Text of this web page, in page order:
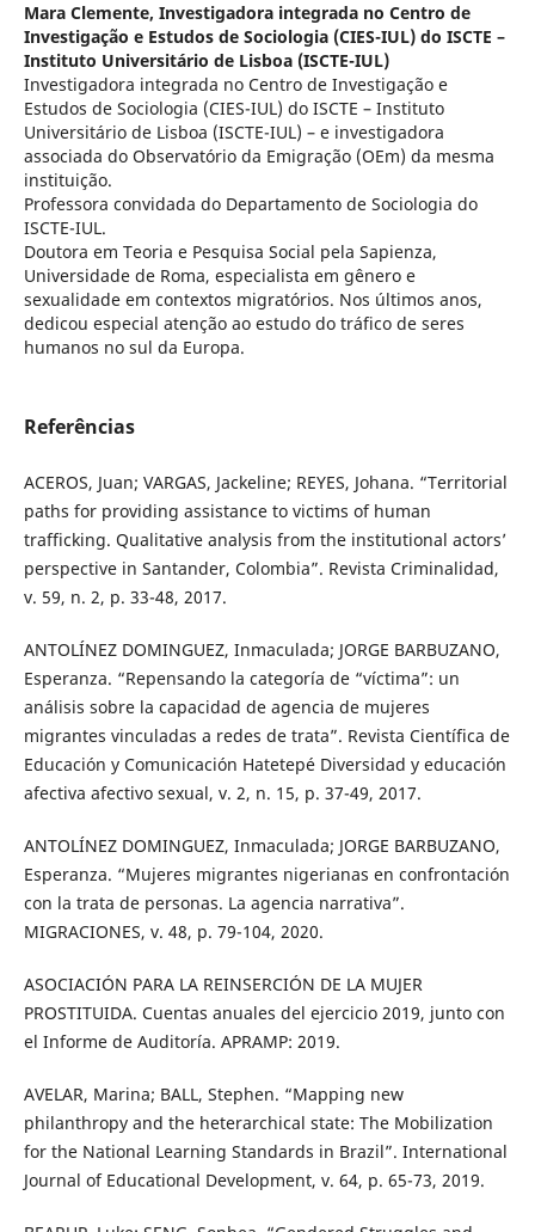
Mara Clemente, Investigadora integrada no Centro de
Investigação e Estudos de Sociologia (CIES-IUL) do ISCTE –
Instituto Universitário de Lisboa (ISCTE-IUL)
Investigadora integrada no Centro de Investigação e
Estudos de Sociologia (CIES-IUL) do ISCTE – Instituto
Universitário de Lisboa (ISCTE-IUL) – e investigadora
associada do Observatório da Emigração (OEm) da mesma
instituição.
Professora convidada do Departamento de Sociologia do
ISCTE-IUL.
Doutora em Teoria e Pesquisa Social pela Sapienza,
Universidade de Roma, especialista em gênero e
sexualidade em contextos migratórios. Nos últimos anos,
dedicou especial atenção ao estudo do tráfico de seres
humanos no sul da Europa.
Referências
ACEROS, Juan; VARGAS, Jackeline; REYES, Johana. “Territorial
paths for providing assistance to victims of human
trafficking. Qualitative analysis from the institutional actors’
perspective in Santander, Colombia”. Revista Criminalidad,
v. 59, n. 2, p. 33-48, 2017.
ANTOLÍNEZ DOMINGUEZ, Inmaculada; JORGE BARBUZANO,
Esperanza. “Repensando la categoría de “víctima”: un
análisis sobre la capacidad de agencia de mujeres
migrantes vinculadas a redes de trata”. Revista Científica de
Educación y Comunicación Hatetepé Diversidad y educación
afectiva afectivo sexual, v. 2, n. 15, p. 37-49, 2017.
ANTOLÍNEZ DOMINGUEZ, Inmaculada; JORGE BARBUZANO,
Esperanza. “Mujeres migrantes nigerianas en confrontación
con la trata de personas. La agencia narrativa”.
MIGRACIONES, v. 48, p. 79-104, 2020.
ASOCIACIÓN PARA LA REINSERCIÓN DE LA MUJER
PROSTITUIDA. Cuentas anuales del ejercicio 2019, junto con
el Informe de Auditoría. APRAMP: 2019.
AVELAR, Marina; BALL, Stephen. “Mapping new
philanthropy and the heterarchical state: The Mobilization
for the National Learning Standards in Brazil”. International
Journal of Educational Development, v. 64, p. 65-73, 2019.